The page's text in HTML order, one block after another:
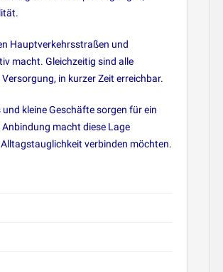
Hauptverkehrsstraßen und
macht. Gleichzeitig sind alle
in kurzer Zeit erreichbar.
kleine Geschäfte sorgen für ein
macht diese Lage
verbinden möchten.